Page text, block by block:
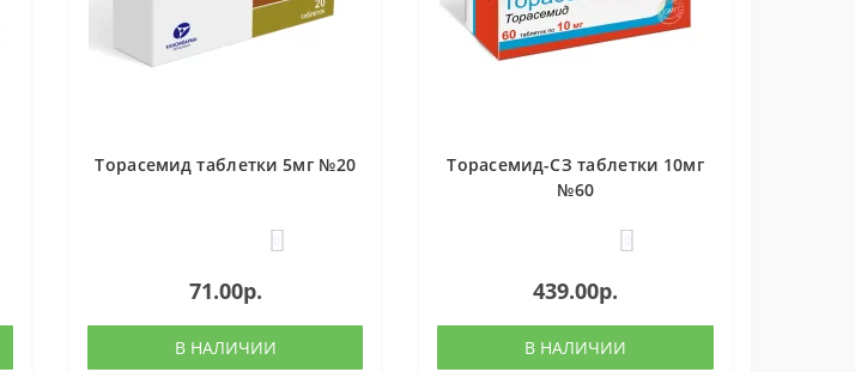
Торасемид таблетки 5мг №20
71.00р.
В НАЛИЧИИ
Торасемид-СЗ таблетки 10мг
№60
439.00р.
В НАЛИЧИИ